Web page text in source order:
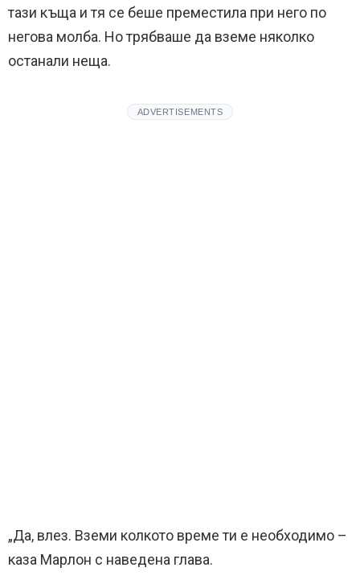
тази къща и тя се беше преместила при него по
негова молба. Но трябваше да вземе няколко
останали неща.
ADVERTISEMENTS
„Да, влез. Вземи колкото време ти е необходимо –
каза Марлон с наведена глава.